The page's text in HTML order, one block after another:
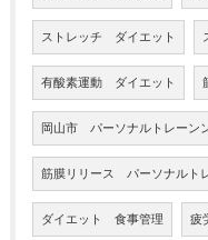
ストレッチ ダイエット
有酸素運動 ダイエット
岡山市 パーソナルトレーン
筋膜リリース パーソナルト
ダイエット 食事管理 疲